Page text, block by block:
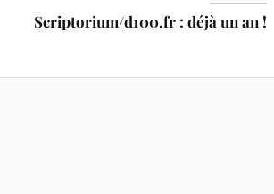
Scriptorium/d100.fr : déjà un an !